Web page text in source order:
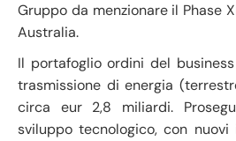
Gruppo da menzionare il Phase
Australia.
Il portafoglio ordini del
trasmissione di energia
circa eur 2,8 miliardi.
sviluppo tecnologico, con